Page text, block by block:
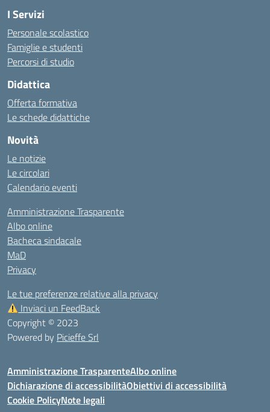
I Servizi
Personale scolastico
Famiglie e studenti
Percorsi di studio
Didattica
Offerta formativa
Le schede didattiche
Novità
Le notizie
Le circolari
Calendario eventi
Amministrazione Trasparente
Albo online
Bacheca sindacale
MaD
Privacy
Le tue preferenze relative alla privacy
Inviaci un FeedBack
Copyright © 2023
Powered by Picieffe Srl
Amministrazione TrasparenteAlbo online
Dichiarazione di accessibilitàObiettivi di accessibilità
Cookie PolicyNote legali